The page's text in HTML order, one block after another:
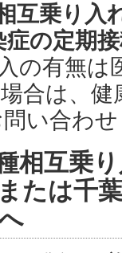
互乗り
の定期
の有無は
合は、健
い合わ
相互乗
たは千